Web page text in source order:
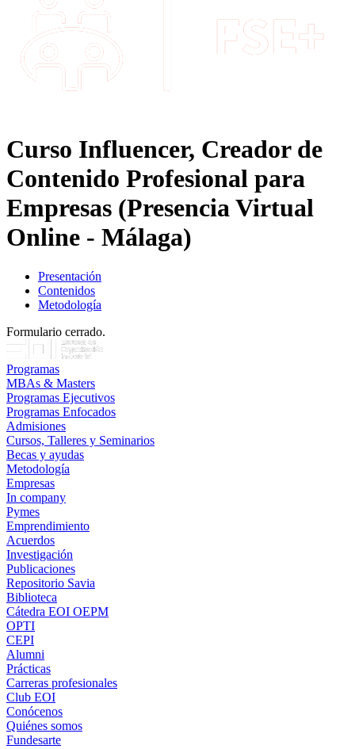
Curso Influencer, Creador de
Contenido Profesional para
Empresas (Presencia Virtual
Online - Málaga)
Presentación
Contenidos
Metodología
Formulario cerrado.
Programas
MBAs & Masters
Programas Ejecutivos
Programas Enfocados
Admisiones
Cursos, Talleres y Seminarios
Becas y ayudas
Metodología
Empresas
In company
Pymes
Emprendimiento
Acuerdos
Investigación
Publicaciones
Repositorio Savia
Biblioteca
Cátedra EOI OEPM
OPTI
CEPI
Alumni
Prácticas
Carreras profesionales
Club EOI
Conócenos
Quiénes somos
Fundesarte